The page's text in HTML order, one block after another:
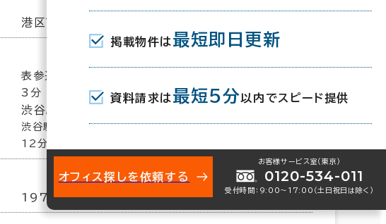
港区南青山5-10-19
表参道駅(東京メトロ銀座線･千代田線･半蔵門線) B1口
3分
渋谷駅(東急田園都市線) 11番口 12分
渋谷駅(東京メトロ銀座線･半蔵門線･副都心線) 11番口
12分
1973年
掲載物件は 最短即日更新
資料請求は 最短5分 以内でスピード提供
オフィス探しを依頼する
お客様サービス室（東京）
0120-534-011
受付時間：9:00〜17:00（土日祝日は除く）